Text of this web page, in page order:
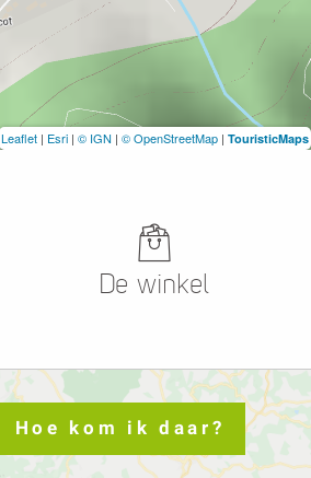
Leaflet | Esri | © IGN | © OpenStreetMap | TouristicMaps
De winkel
Hoe kom ik daar?